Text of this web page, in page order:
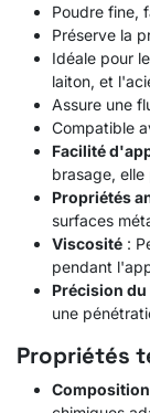
Poudre fine,
Préserve la
Idéale pour
laiton, et
Assure une
Compatible
Facilité
brasage,
Propriétés
surfaces
Viscosité :
pendant
Précision
une
Propriétés
Composition